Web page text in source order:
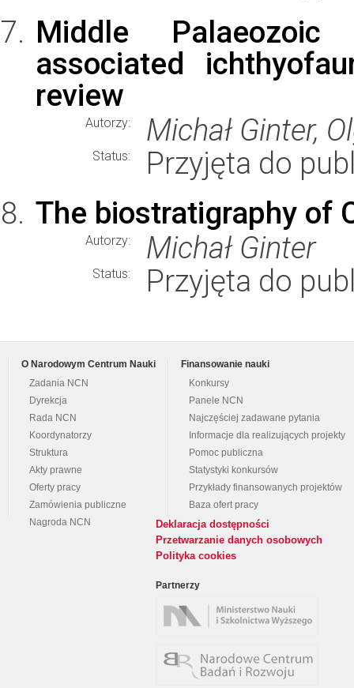
Middle
associated
review
Autorzy: Michał Ginter,
Status:
Przyjęta do
The biostratigraphy of
Autorzy: Michał Ginter
Status: Przyjęta do
O Narodowym Centrum Nauki
Zadania NCN
Dyrekcja
Rada NCN
Koordynatorzy
Struktura
Akty prawne
Oferty pracy
Zamówienia publiczne
Nagroda NCN
Finansowanie nauki
Konkursy
Panele NCN
Najczęściej zadawane pytania
Informacje dla realizujących projekty
Pomoc publiczna
Statystyki konkursów
Przykłady finansowanych projektów
Baza ofert pracy
Deklaracja dostępności
Przetwarzanie danych osobowych
Polityka cookies
Partnerzy